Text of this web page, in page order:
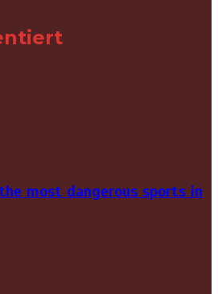
most dangerous sports in